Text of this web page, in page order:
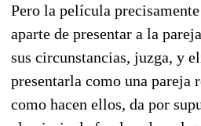
Pero la película
aparte de presentar a la
sus circunstancias, juzga, y
presentarla como una pareja
como hacen ellos, da por